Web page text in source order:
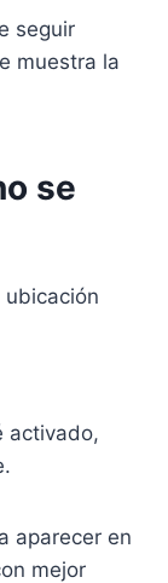
seguir
muestra la
se
ubicación
activado,
aparecer en
mejor